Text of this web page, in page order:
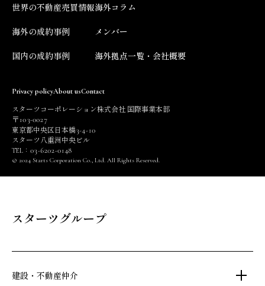
世界の不動産売買情報
海外の成約事例
国内の成約事例
海外コラム
メンバー
海外拠点一覧・会社概要
Privacy policyAbout usContact
スターツコーポレーション株式会社 国際事業本部
〒 103-0027
東京都中央区日本橋3-4-10
スターツ八重洲中央ビル
TEL： 03-6202-0148
© 2024 Starts Corporation Co., Ltd. All Rights Reserved.
スターツグループ
建設・不動産仲介